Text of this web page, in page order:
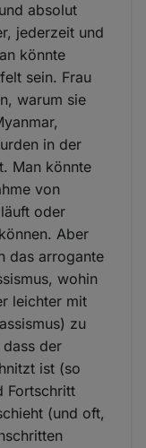
absolut
jederzeit und
könnte
sein. Frau
warum sie
in der
Man könnte
von
oder
Aber
das arrogante
wohin
leichter mit
zu
der
ist (so
Fortschritt
(und oft,